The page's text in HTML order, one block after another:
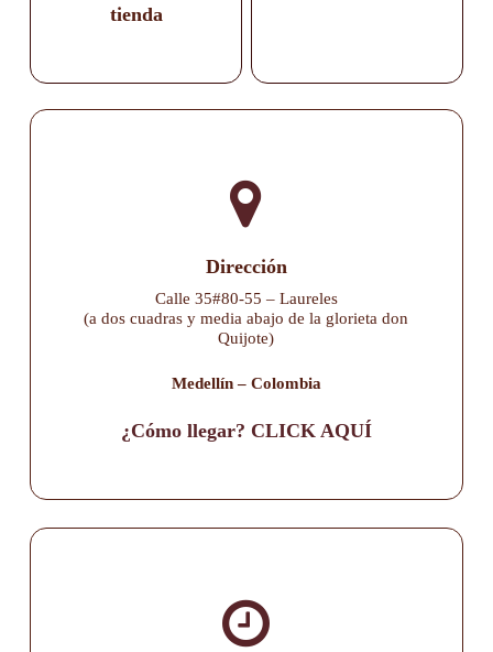
tienda
Dirección
Calle 35#80-55 – Laureles
(a dos cuadras y media abajo de la glorieta don
Quijote)
Medellín – Colombia
¿Cómo llegar? CLICK AQUÍ